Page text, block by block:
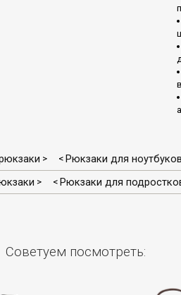
> < Рюкзаки для ноутбуков
> < Рюкзаки для
Советуем посмотреть: